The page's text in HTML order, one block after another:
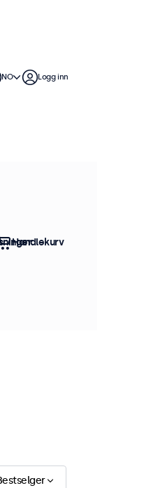
NO Logg inn
Handlekurv